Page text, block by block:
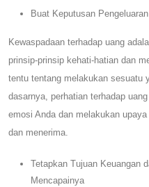
Buat Keputusan
Kewaspadaan terhadap uang
prinsip-prinsip kehati-hatian dan
tentu tentang melakukan sesuatu
dasarnya, perhatian terhadap
emosi Anda dan melakukan
dan menerima.
Tetapkan Tujuan Keuangan
Mencapainya